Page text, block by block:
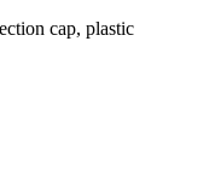
cap, plastic